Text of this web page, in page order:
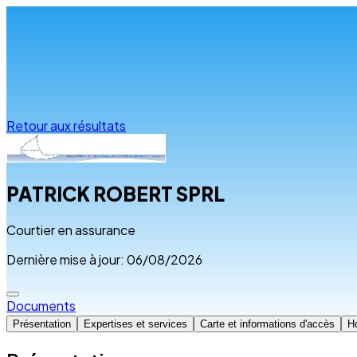
Retour aux résultats
PATRICK ROBERT SPRL
Courtier en assurance
Dernière mise à jour: 06/08/2026
Documents
Présentation Expertises et services Carte et informations d'accès